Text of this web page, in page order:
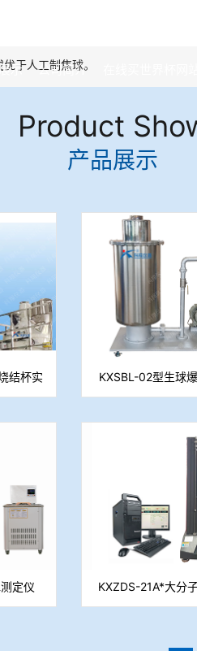
示 公司简介
于人工制焦球。
Product
产品展示
结杯实
KXSBL-02型生球
定仪
KXZDS-21A*大分
滤法